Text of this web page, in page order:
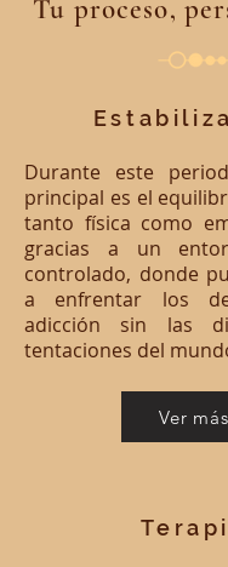
Tu proceso,
Durante este
principal es el
tanto física como
gracias a un
controlado, donde
a enfrentar los
adicción sin las
tentaciones del
Ver más